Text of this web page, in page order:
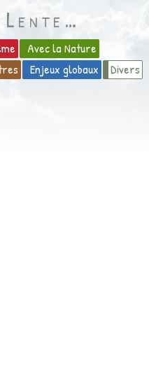
Avec la Nature
Enjeux globaux Divers